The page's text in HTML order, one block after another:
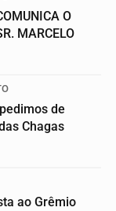
O
MARCELO
de
Chagas
ao Grêmio